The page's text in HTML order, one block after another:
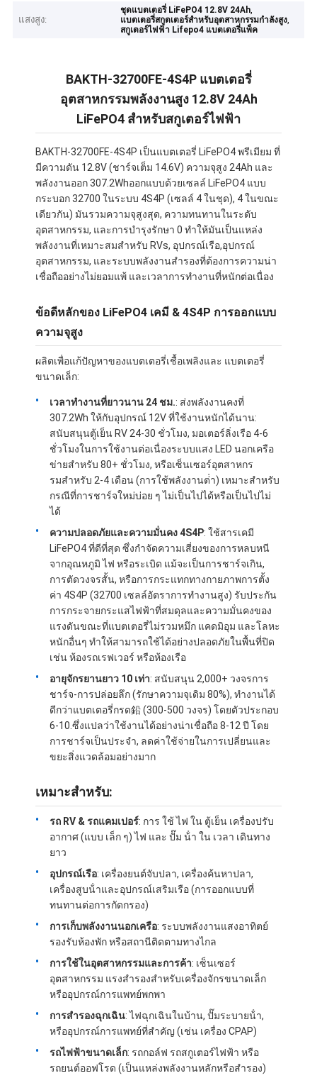
บ้าน
สินค้า
วิดีโอ
ทัวร์โรงงาน
การควบคุมคุณภาพ
ติดต่อเรา
กรณี
พูดคุยกันตอนนี้
ชุดแบตเตอรี่ลิเธียมไอออน
แพ็คแบตเตอรี่ ลี โพลีเมอร์
แสงสูง:
ชุดแบตเตอรี่ LiFePO4 12.8V 24Ah,
แบตเตอรี่สกูตเตอร์สำหรับอุตสาหกรรมกำลังสูง,
สกูเตอร์ไฟฟ้า Lifepo4 แบตเตอรี่แพ็ค
BAKTH-32700FE-4S4P แบตเตอรี่
อุตสาหกรรมพลังงานสูง 12.8V 24Ah
LiFePO4 สําหรับสกูเตอร์ไฟฟ้า
BAKTH-32700FE-4S4P เป็นแบตเตอรี่ LiFePO4 พรีเมียม ที่
มีความดัน 12.8V (ชาร์จเต็ม 14.6V) ความจุสูง 24Ah และ
พลังงานออก 307.2Whออกแบบด้วยเซลล์ LiFePO4 แบบ
กระบอก 32700 ในระบบ 4S4P (เซลล์ 4 ในชุด), 4 ในขณะ
เดียวกัน) มันรวมความจุสูงสุด, ความทนทานในระดับ
อุตสาหกรรม, และการบํารุงรักษา 0 ทําให้มันเป็นแหล่ง
พลังงานที่เหมาะสมสําหรับ RVs, อุปกรณ์เรือ,อุปกรณ์
อุตสาหกรรม, และระบบพลังงานสํารองที่ต้องการความน่า
เชื่อถืออย่างไม่ยอมแพ้ และเวลาการทํางานที่หนักต่อเนื่อง
ข้อดีหลักของ LiFePO4 เคมี & 4S4P การออกแบบ
ความจุสูง
ผลิตเพื่อแก้ปัญหาของแบตเตอรี่เชื้อเพลิงและ แบตเตอรี่
ขนาดเล็ก:
เวลาทํางานที่ยาวนาน 24 ชม.: ส่งพลังงานคงที่
307.2Wh ให้กับอุปกรณ์ 12V ที่ใช้งานหนักได้นาน:
สนับสนุนตู้เย็น RV 24-30 ชั่วโมง, มอเตอร์ลิ่งเรือ 4-6
ชั่วโมงในการใช้งานต่อเนื่องระบบแสง LED นอกเครือ
ข่ายสําหรับ 80+ ชั่วโมง, หรือเซ็นเซอร์อุตสาหกร
รมสําหรับ 2-4 เดือน (การใช้พลังงานต่ํา) เหมาะสําหรับ
กรณีที่การชาร์จใหม่บ่อย ๆ ไม่เป็นไปได้หรือเป็นไปไม่
ได้
ความปลอดภัยและความมั่นคง 4S4P: ใช้สารเคมี
LiFePO4 ที่ดีที่สุด ซึ่งกําจัดความเสี่ยงของการหลบหนี
จากอุณหภูมิ ไฟ หรือระเบิด แม้จะเป็นการชาร์จเกิน,
การตัดวงจรสั้น, หรือการกระแทกทางกายภาพการตั้ง
ค่า 4S4P (32700 เซลล์อัตราการทํางานสูง) รับประกัน
การกระจายกระแสไฟฟ้าที่สมดุลและความมั่นคงของ
แรงดันขณะที่แบตเตอรี่ไม่รวมหมึก แคดมิอุม และโลหะ
หนักอื่นๆ ทําให้สามารถใช้ได้อย่างปลอดภัยในพื้นที่ปิด
เช่น ห้องรถเรฟเวอร์ หรือห้องเรือ
อายุจักรยานยาว 10 เท่า: สนับสนุน 2,000+ วงจรการ
ชาร์จ-การปล่อยลึก (รักษาความจุเดิม 80%), ทํางานได้
ดีกว่าแบตเตอรี่กรด鉛 (300-500 วงจร) โดยตัวประกอบ
6-10.ซึ่งแปลว่าใช้งานได้อย่างน่าเชื่อถือ 8-12 ปี โดย
การชาร์จเป็นประจํา, ลดค่าใช้จ่ายในการเปลี่ยนและ
ขยะสิ่งแวดล้อมอย่างมาก
เหมาะสําหรับ:
รถ RV & รถแคมเปอร์: การ ใช้ ไฟ ใน ตู้เย็น เครื่องปรับ
อากาศ (แบบ เล็ก ๆ) ไฟ และ ปั๊ม น้ํา ใน เวลา เดินทาง
ยาว
อุปกรณ์เรือ: เครื่องยนต์จับปลา, เครื่องค้นหาปลา,
เครื่องสูบน้ําและอุปกรณ์เสริมเรือ (การออกแบบที่
ทนทานต่อการกัดกรอง)
การเก็บพลังงานนอกเครือ: ระบบพลังงานแสงอาทิตย์
รองรับห้องพัก หรือสถานีติดตามทางไกล
การใช้ในอุตสาหกรรมและการค้า: เซ็นเซอร์
อุตสาหกรรม แรงสํารองสําหรับเครื่องจักรขนาดเล็ก
หรืออุปกรณ์การแพทย์พกพา
การสํารองฉุกเฉิน: ไฟฉุกเฉินในบ้าน, ปั๊มระบายน้ํา,
หรืออุปกรณ์การแพทย์ที่สําคัญ (เช่น เครื่อง CPAP)
รถไฟฟ้าขนาดเล็ก: รถกอล์ฟ รถสกูเตอร์ไฟฟ้า หรือ
รถยนต์ออฟโรด (เป็นแหล่งพลังงานหลักหรือสํารอง)